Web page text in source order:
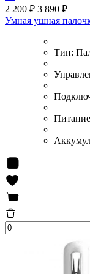
2 200 ₽ 3 890 ₽
Умная ушная
Тип: